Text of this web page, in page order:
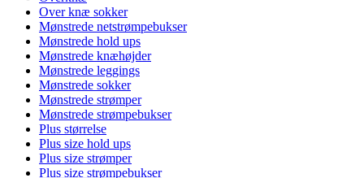
Over knæ sokker
Mønstrede netstrømpebukser
Mønstrede hold ups
Mønstrede knæhøjder
Mønstrede leggings
Mønstrede sokker
Mønstrede strømper
Mønstrede strømpebukser
Plus størrelse
Plus size hold ups
Plus size strømper
Plus size strømpebukser